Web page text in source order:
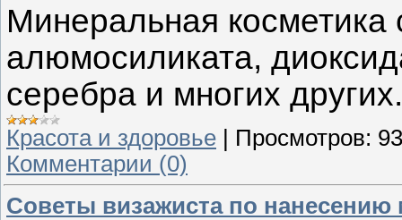
Минеральная косметика
алюмосиликата,
серебра и многих других.
Красота и здоровье | Просмотров:
Комментарии (0)
Советы визажиста по нанесению